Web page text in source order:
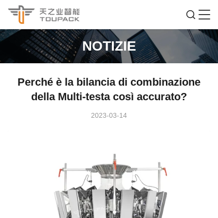
NOTIZIE
Perché è la bilancia di combinazione
della Multi-testa così accurato?
2023-03-14